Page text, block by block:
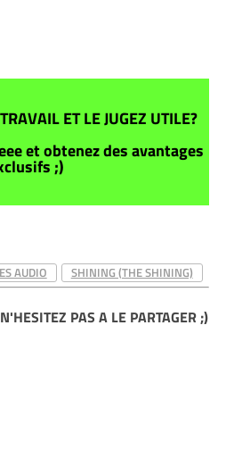
ET LE JUGEZ UTILE?
et obtenez des avantages
;)
AUDIO SHINING (THE SHINING)
PAS A LE PARTAGER ;)